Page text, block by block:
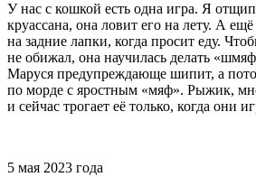
У нас с кошкой есть одна игра. Я
круассана, она ловит его на лету. А ещё
на задние лапки, когда просит еду.
не обижал, она научилась делать
Маруся предупреждающе шипит, а
по морде с яростным «мяф». Рыжик,
и сейчас трогает её только, когда они
5 мая 2023 года